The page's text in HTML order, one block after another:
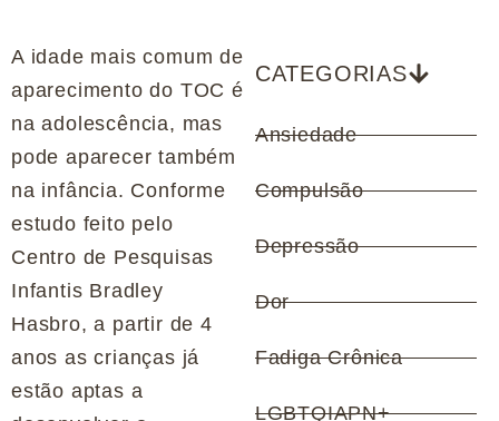
A idade mais comum de
aparecimento do TOC é
na adolescência, mas
pode aparecer também
na infância. Conforme
estudo feito pelo
Centro de Pesquisas
Infantis Bradley
Hasbro, a partir de 4
anos as crianças já
estão aptas a
CATEGORIAS
Ansiedade
Compulsão
Depressão
Dor
Fadiga Crônica
LGBTQIAPN+